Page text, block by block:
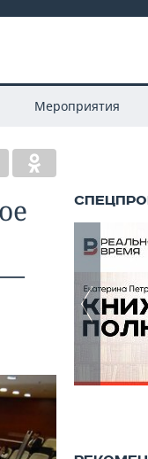
Мероприятия
—